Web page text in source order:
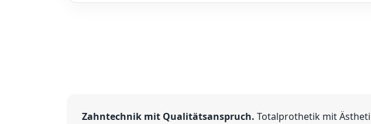
Zahntechnik mit Qualitätsanspruch. Totalprothetik mit